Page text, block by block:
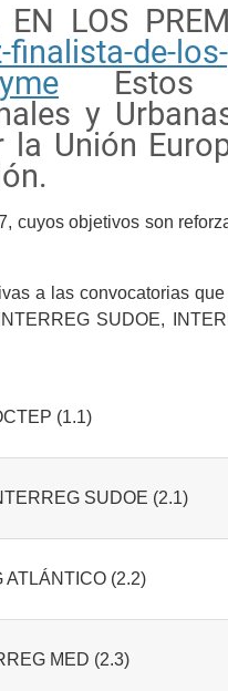
LOS
de-
Estos
y
Unión
cuyos objetivos son
a las convocatorias
SUDOE,
(1.1)
SUDOE (2.1)
ATLÁNTICO (2.2)
MED (2.3)